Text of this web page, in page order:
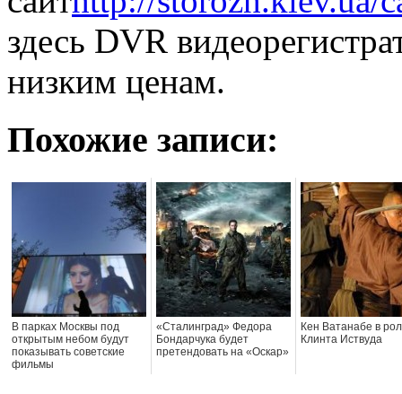
здесь DVR
низким ценам.
Похожие записи:
В парках Москвы под
открытым небом будут
показывать советские
фильмы
«Сталинград» Федора
Бондарчука будет
претендовать на «Оскар»
Кен Ватанабе в
Клинта Иствуда